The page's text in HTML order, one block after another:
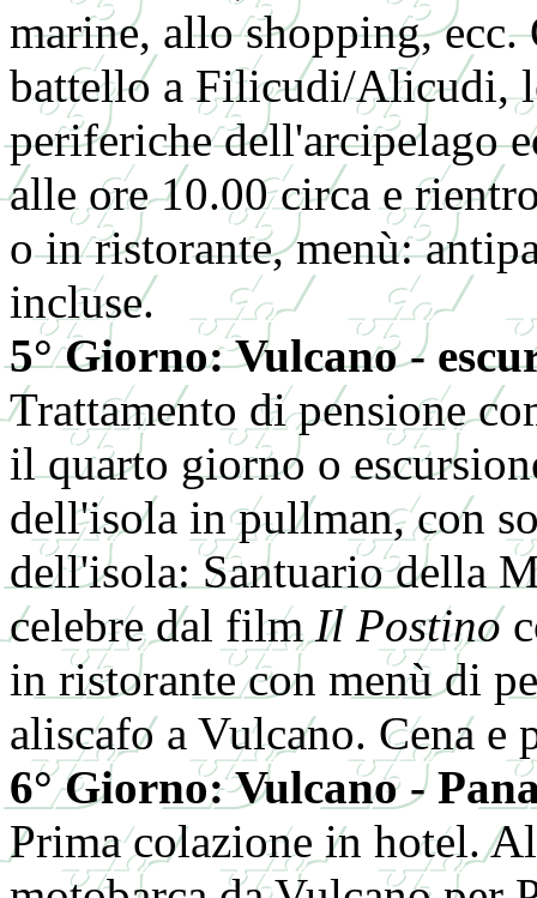
marine, allo shopping,
battello a Filicudi/Alicudi,
periferiche dell'arcipelago
alle ore 10.00 circa e
o in ristorante, menù:
incluse.
5° Giorno: Vulcano -
Trattamento di pensione
il quarto giorno o
dell'isola in pullman, con
dell'isola: Santuario della
celebre dal filmIl Postino
in ristorante con menù di
aliscafo a Vulcano. Cena e
6° Giorno: Vulcano -
Prima colazione in hotel.